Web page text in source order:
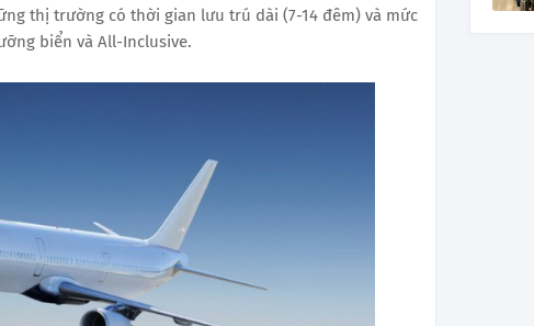
thị trường có thời gian lưu trú dài (7-14 đêm) và mức
biển và All-Inclusive.